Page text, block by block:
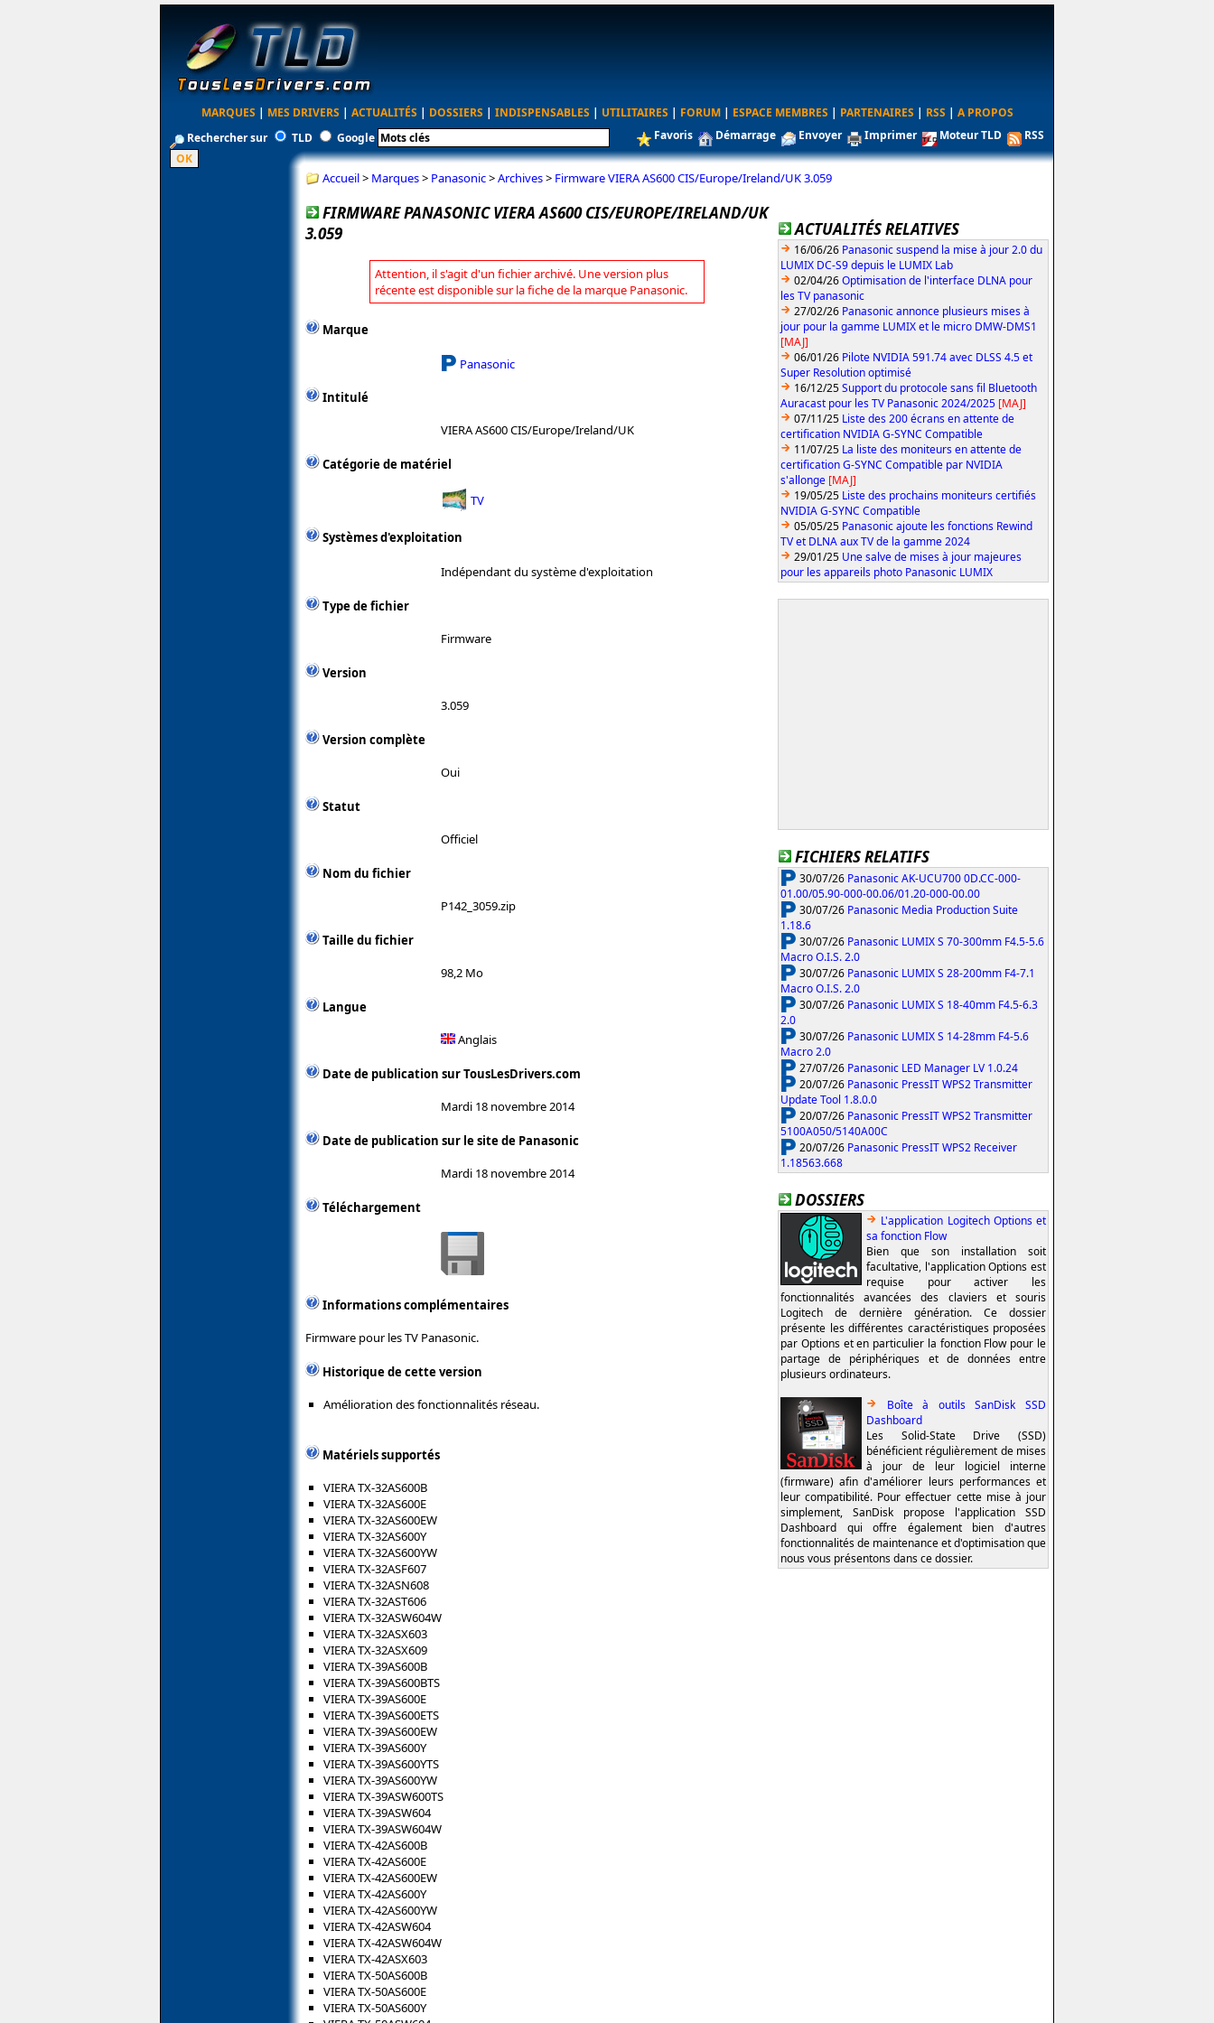
MARQUES | MES DRIVERS | ACTUALITÉS | DOSSIERS | INDISPENSABLES | UTILITAIRES | FORUM | ESPACE MEMBRES | PARTENAIRES | RSS | A PROPOS
Rechercher sur
TLD Google Favoris Démarrage Envoyer Imprimer Moteur TLD RSS
Accueil> Marques> Panasonic>Archives> Firmware VIERA AS600 CIS/Europe/Ireland/UK 3.059
FIRMWARE PANASONIC VIERA AS600 CIS/EUROPE/IRELAND/UK
3.059
Attention, il s'agit d'un fichier archivé. Une version plus
récente est disponible sur la fiche de la marque Panasonic.
Marque
Panasonic
Intitulé
VIERA AS600 CIS/Europe/Ireland/UK
Catégorie de matériel
TV
Systèmes d'exploitation
Indépendant du système d'exploitation
Type de fichier
Firmware
Version
3.059
Version complète
Oui
Statut
Officiel
Nom du fichier
P142_3059.zip
Taille du fichier
98,2 Mo
Langue
Anglais
Date de publication sur TousLesDrivers.com
Mardi 18 novembre 2014
Date de publication sur le site de Panasonic
Mardi 18 novembre 2014
Téléchargement
Informations complémentaires
Firmware pour les TV Panasonic.
Historique de cette version
Amélioration des fonctionnalités réseau.
Matériels supportés
VIERA TX-32AS600B
VIERA TX-32AS600E
VIERA TX-32AS600EW
VIERA TX-32AS600Y
VIERA TX-32AS600YW
VIERA TX-32ASF607
VIERA TX-32ASN608
VIERA TX-32AST606
VIERA TX-32ASW604W
VIERA TX-32ASX603
VIERA TX-32ASX609
VIERA TX-39AS600B
VIERA TX-39AS600BTS
VIERA TX-39AS600E
VIERA TX-39AS600ETS
VIERA TX-39AS600EW
VIERA TX-39AS600Y
VIERA TX-39AS600YTS
VIERA TX-39AS600YW
VIERA TX-39ASW600TS
VIERA TX-39ASW604
VIERA TX-39ASW604W
VIERA TX-42AS600B
VIERA TX-42AS600E
VIERA TX-42AS600EW
VIERA TX-42AS600Y
VIERA TX-42AS600YW
VIERA TX-42ASW604
VIERA TX-42ASW604W
VIERA TX-42ASX603
VIERA TX-50AS600B
VIERA TX-50AS600E
VIERA TX-50AS600Y
ACTUALITÉS RELATIVES
16/06/26 Panasonic suspend la mise à jour 2.0 du
LUMIX DC-S9 depuis le LUMIX Lab
02/04/26Optimisation de l'interface DLNA pour
les TV panasonic
27/02/26 Panasonic annonce plusieurs mises à
jour pour la gamme LUMIX et le micro DMW-DMS1
[MAJ]
06/01/26 Pilote NVIDIA 591.74 avec DLSS 4.5 et
Super Resolution optimisé
16/12/25Support du protocole sans fil Bluetooth
Auracast pour les TV Panasonic 2024/2025 [MAJ]
07/11/25 Liste des 200 écrans en attente de
certification NVIDIA G-SYNC Compatible
11/07/25 La liste des moniteurs en attente de
certification G-SYNC Compatible par NVIDIA
s'allonge [MAJ]
19/05/25 Liste des prochains moniteurs certifiés
NVIDIA G-SYNC Compatible
05/05/25 Panasonic ajoute les fonctions Rewind
TV et DLNA aux TV de la gamme 2024
29/01/25 Une salve de mises à jour majeures
pour les appareils photo Panasonic LUMIX
FICHIERS RELATIFS
30/07/26 Panasonic AK-UCU700 0D.CC-000-
01.00/05.90-000-00.06/01.20-000-00.00
30/07/26 Panasonic Media Production Suite
1.18.6
30/07/26 Panasonic LUMIX S 70-300mm F4.5-5.6
Macro O.I.S. 2.0
30/07/26 Panasonic LUMIX S 28-200mm F4-7.1
Macro O.I.S. 2.0
30/07/26 Panasonic LUMIX S 18-40mm F4.5-6.3
2.0
30/07/26 Panasonic LUMIX S 14-28mm F4-5.6
Macro 2.0
27/07/26 Panasonic LED Manager LV 1.0.24
20/07/26 Panasonic PressIT WPS2 Transmitter
Update Tool 1.8.0.0
20/07/26 Panasonic PressIT WPS2 Transmitter
5100A050/5140A00C
20/07/26 Panasonic PressIT WPS2 Receiver
1.18563.668
DOSSIERS
L'application Logitech Options et
sa fonction Flow
Bien que son installation soit
facultative, l'application Options est
requise pour activer les
fonctionnalités avancées des claviers et souris
Logitech de dernière génération. Ce dossier
présente les différentes caractéristiques proposées
par Options et en particulier la fonction Flow pour le
partage de périphériques et de données entre
plusieurs ordinateurs.
Boîte à outils SanDisk SSD
Dashboard
Les Solid-State Drive (SSD)
bénéficient régulièrement de mises
à jour de leur logiciel interne
(firmware) afin d'améliorer leurs performances et
leur compatibilité. Pour effectuer cette mise à jour
simplement, SanDisk propose l'application SSD
Dashboard qui offre également bien d'autres
fonctionnalités de maintenance et d'optimisation que
nous vous présentons dans ce dossier.